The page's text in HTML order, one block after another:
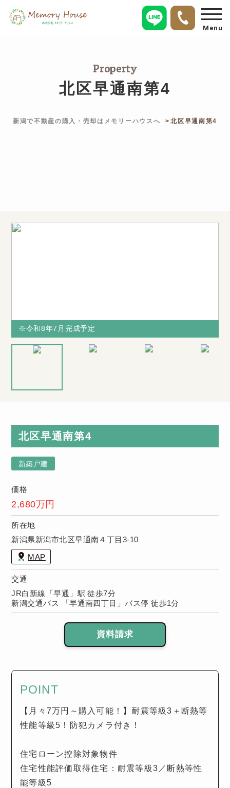
Menu
Property
北区早通南第4
新潟で不動産の購入・売却はメモリーハウスへ 北区早通南第4
※令和8年7月完成予定
※令和8年7月完成予定
優先致します
浴室など）無
北区早通南第4
新築戸建
価格
2,680万円
所在地
新潟県新潟市北区早通南４丁目3-10
MAP
交通
JR白新線「早通」駅 徒歩7分
新潟交通バス 「早通南四丁目」バス停 徒歩1分
資料請求
POINT
【月々7万円～購入可能！】耐震等級3＋断熱等
性能等級5！防犯カメラ付き！
住宅ローン控除対象物件
住宅性能評価取得住宅：耐震等級3／断熱等性
能等級5